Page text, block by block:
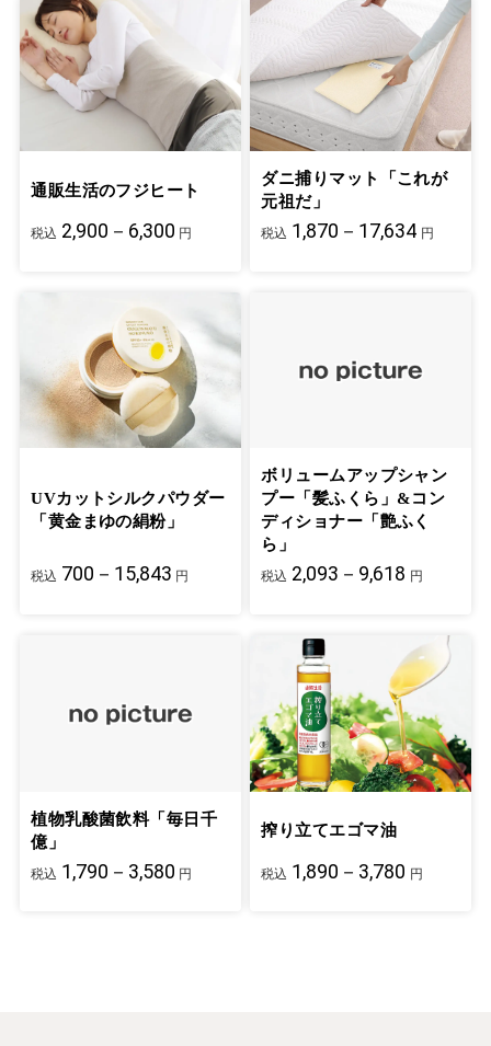
通販生活のフジヒート
税込 2,900－6,300 円
ダニ捕りマット「これが
元祖だ」
税込 1,870－17,634 円
UVカットシルクパウダー
「黄金まゆの絹粉」
税込 700－15,843 円
ボリュームアップシャン
プー「髪ふくら」&コン
ディショナー「艶ふく
ら」
税込 2,093－9,618 円
植物乳酸菌飲料「毎日千
億」
税込 1,790－3,580 円
搾り立てエゴマ油
税込 1,890－3,780 円